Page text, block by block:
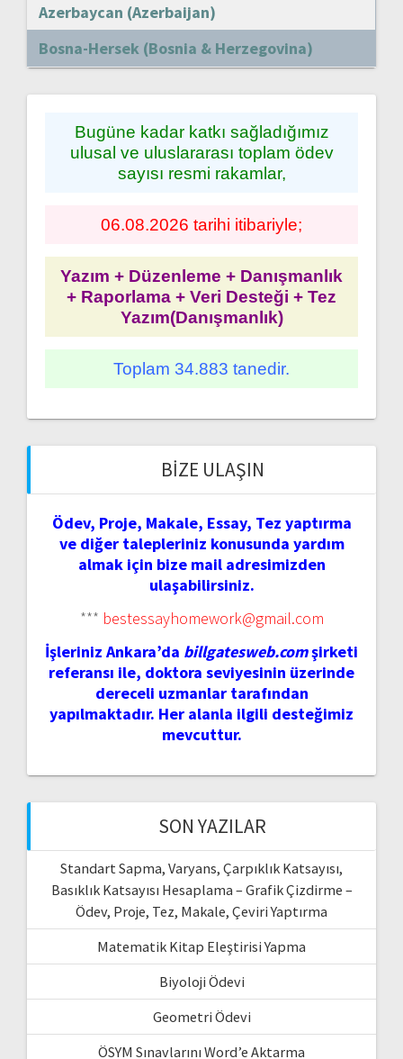
Azerbaycan (Azerbaijan)
Bosna-Hersek (Bosnia & Herzegovina)
Bugüne kadar katkı sağladığımız
ulusal ve uluslararası toplam ödev
sayısı resmi rakamlar,
06.08.2026 tarihi itibariyle;
Yazım + Düzenleme + Danışmanlık
+ Raporlama + Veri Desteği + Tez
Yazım(Danışmanlık)
Toplam 34.883 tanedir.
BIZE ULAŞIN
Ödev, Proje, Makale, Essay, Tez yaptırma
ve diğer talepleriniz konusunda yardım
almak için bize mail adresimizden
ulaşabilirsiniz.
*** bestessayhomework@gmail.com
İşleriniz Ankara’da billgatesweb.comşirketi
referansı ile, doktora seviyesinin üzerinde
dereceli uzmanlar tarafından
yapılmaktadır. Her alanla ilgili desteğimiz
mevcuttur.
SON YAZILAR
Standart Sapma, Varyans, Çarpıklık Katsayısı,
Basıklık Katsayısı Hesaplama – Grafik Çizdirme –
Ödev, Proje, Tez, Makale, Çeviri Yaptırma
Matematik Kitap Eleştirisi Yapma
Biyoloji Ödevi
Geometri Ödevi
ÖSYM Sınavlarını Word’e Aktarma